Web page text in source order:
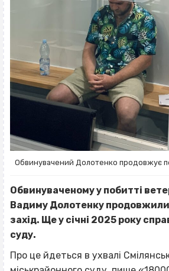
Обвинувачений Долотенко продовжує
Обвинуваченому у побитті
Вадиму Долотенку
захід. Ще у січні 2025 року
суду.
Про це йдеться в ухвалі